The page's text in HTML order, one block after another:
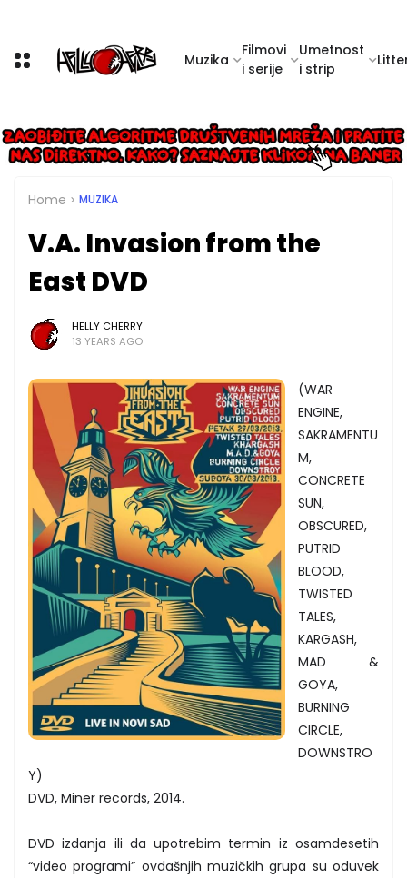
Muzika
Filmovi
i serije
Umetnost
i strip
Home MUZIKA
V.A. Invasion from the
East DVD
HELLY CHERRY
13 YEARS AGO
(WAR
ENGINE,
SAKRAMENTU
M,
CONCRETE
SUN,
OBSCURED,
PUTRID
BLOOD,
TWISTED
TALES,
KARGASH,
MAD &
GOYA,
BURNING
CIRCLE,
DOWNSTRO
Y)
DVD, Miner records, 2014.
DVD izdanja ili da upotrebim termin iz osamdesetih
“video programi” ovdašnjih muzičkih grupa su oduvek